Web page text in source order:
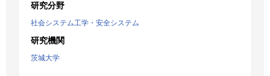
研究分野
社会システム工学・安全システム
研究機関
茨城大学